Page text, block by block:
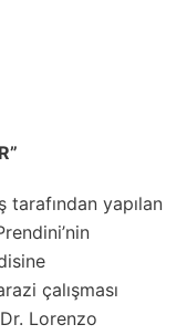
tarafından yapılan
çalışması
Lorenzo